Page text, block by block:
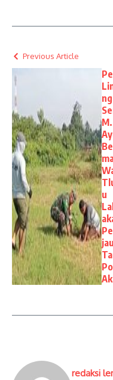
Previous Article
M.
u
redaksi